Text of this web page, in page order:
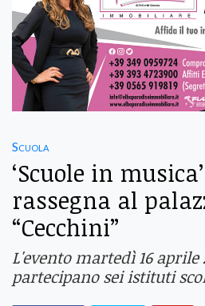
Scuola
‘Scuole in
rassegna al
“Cecchini”
L'evento martedì 16 aprile
partecipano sei istituti